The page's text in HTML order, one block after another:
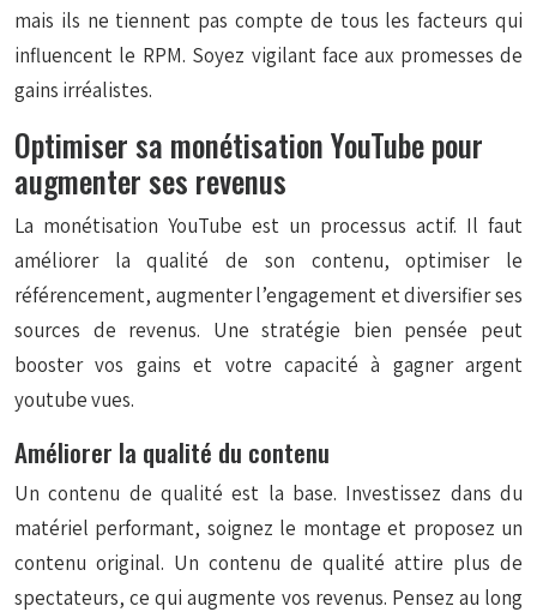
mais ils ne tiennent pas compte de tous les facteurs qui
influencent le RPM. Soyez vigilant face aux promesses de
gains irréalistes.
Optimiser sa monétisation YouTube pour
augmenter ses revenus
La monétisation YouTube est un processus actif. Il faut
améliorer la qualité de son contenu, optimiser le
référencement, augmenter l’engagement et diversifier ses
sources de revenus. Une stratégie bien pensée peut
booster vos gains et votre capacité à gagner argent
youtube vues.
Améliorer la qualité du contenu
Un contenu de qualité est la base. Investissez dans du
matériel performant, soignez le montage et proposez un
contenu original. Un contenu de qualité attire plus de
spectateurs, ce qui augmente vos revenus. Pensez au long